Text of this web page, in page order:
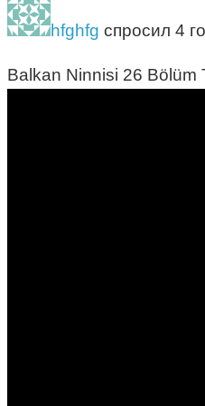
hfghfg спросил 4
Balkan Ninnisi 26 Bölüm